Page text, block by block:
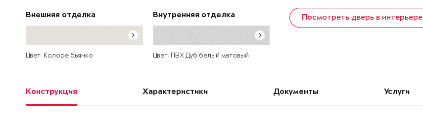
Внешняя отделка
Цвет: Колоре бьянко
Внутренняя отделка
Цвет: ПВХ Дуб белый матовый
Посмотреть дверь в интерьере
Конструкция Характеристики Документы Услуги